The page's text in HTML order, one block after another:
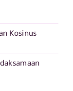
Kosinus